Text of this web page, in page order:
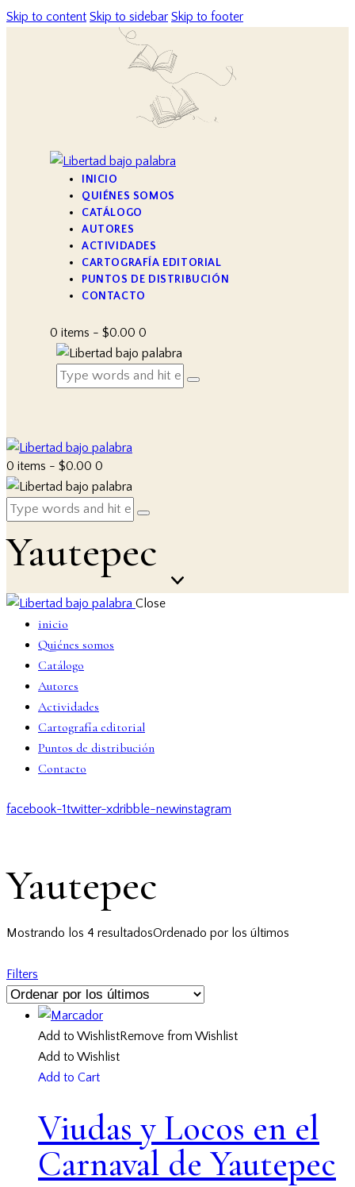
Skip to content Skip to sidebar Skip to footer
INICIO
QUIÉNES SOMOS
CATÁLOGO
AUTORES
ACTIVIDADES
CARTOGRAFÍA EDITORIAL
PUNTOS DE DISTRIBUCIÓN
CONTACTO
0 items - $0.00 0
0 items - $0.00 0
Yautepec
Close
inicio
Quiénes somos
Catálogo
Autores
Actividades
Cartografía editorial
Puntos de distribución
Contacto
facebook-1twitter-xdribble-newinstagram
Yautepec
Mostrando los 4 resultadosOrdenado por los últimos
Filters
Add to WishlistRemove from Wishlist
Add to Wishlist
Add to Cart
Viudas y Locos en el
Carnaval de Yautepec